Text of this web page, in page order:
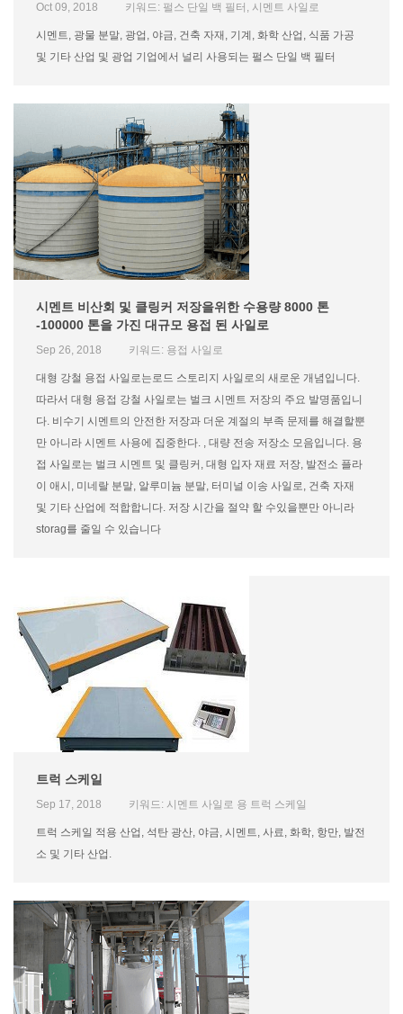
Oct 09, 2018 키워드: 펄스 단일 백 필터, 시멘트 사일로
시멘트, 광물 분말, 광업, 야금, 건축 자재, 기계, 화학 산업, 식품 가공
및 기타 산업 및 광업 기업에서 널리 사용되는 펄스 단일 백 필터
시멘트 비산회 및 클링커 저장을위한 수용량 8000 톤
-100000 톤을 가진 대규모 용접 된 사일로
Sep 26, 2018 키워드: 용접 사일로
대형 강철 용접 사일로는로드 스토리지 사일로의 새로운 개념입니다.
따라서 대형 용접 강철 사일로는 벌크 시멘트 저장의 주요 발명품입니
다. 비수기 시멘트의 안전한 저장과 더운 계절의 부족 문제를 해결할뿐
만 아니라 시멘트 사용에 집중한다. , 대량 전송 저장소 모음입니다. 용
접 사일로는 벌크 시멘트 및 클링커, 대형 입자 재료 저장, 발전소 플라
이 애시, 미네랄 분말, 알루미늄 분말, 터미널 이송 사일로, 건축 자재
및 기타 산업에 적합합니다. 저장 시간을 절약 할 수있을뿐만 아니라
storag를 줄일 수 있습니다
트럭 스케일
Sep 17, 2018 키워드: 시멘트 사일로 용 트럭 스케일
트럭 스케일 적용 산업, 석탄 광산, 야금, 시멘트, 사료, 화학, 항만, 발전
소 및 기타 산업.